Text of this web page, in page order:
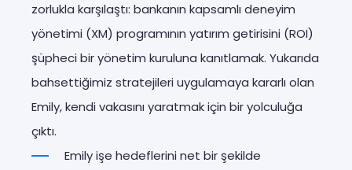
zorlukla karşılaştı: bankanın kapsamlı deneyim
yönetimi (XM) programının yatırım getirisini (ROI)
şüpheci bir yönetim kuruluna kanıtlamak. Yukarıda
bahsettiğimiz stratejileri uygulamaya kararlı olan
Emily, kendi vakasını yaratmak için bir yolculuğa
çıktı.
Emily işe hedeflerini net bir şekilde